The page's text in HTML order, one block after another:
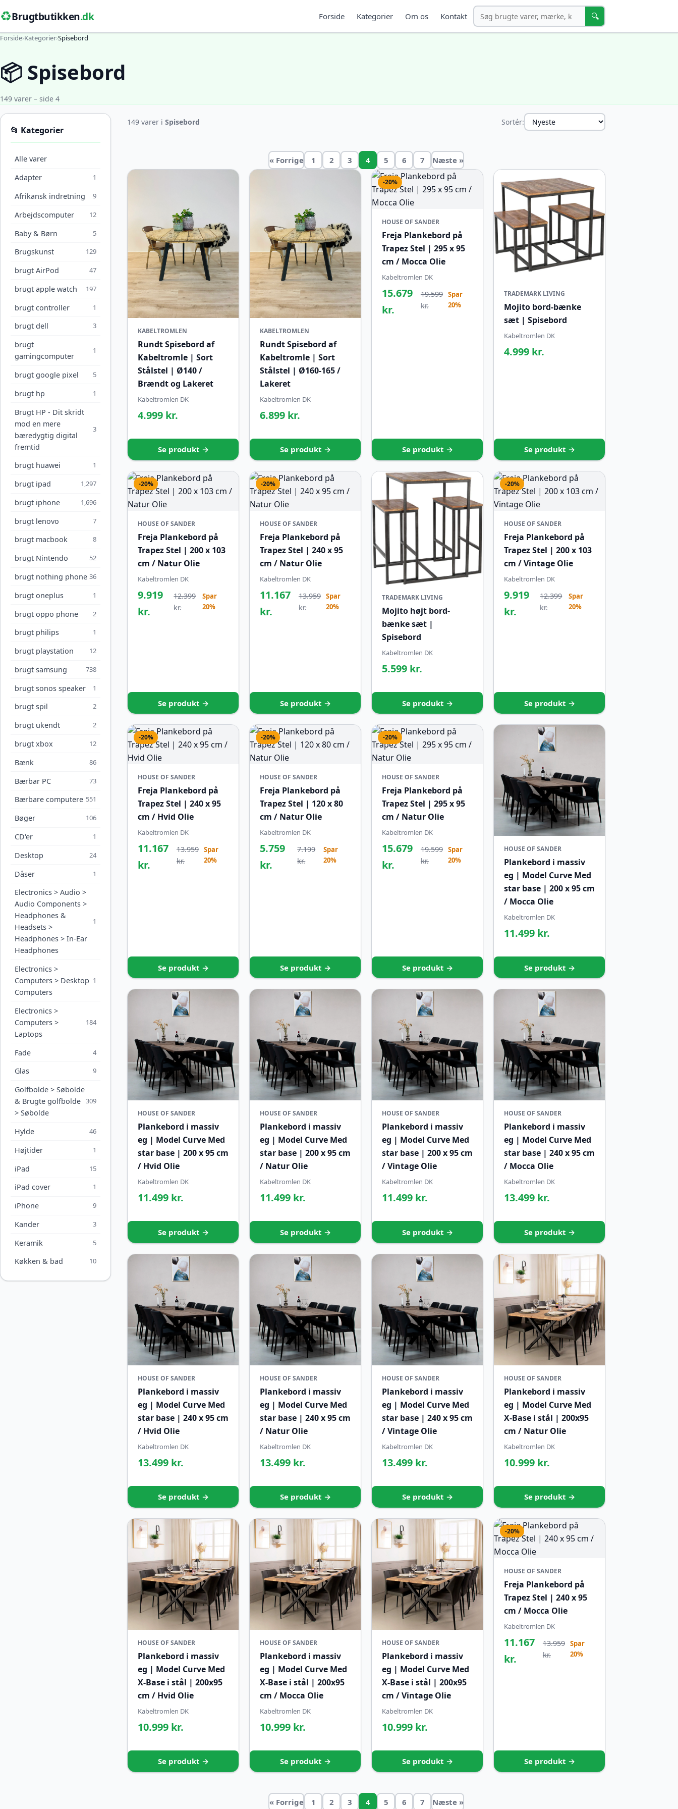
♻️Brugtbutikken.dk Forside Kategorier Om os Kontakt Søg 🔍
Forside›Kategorier›Spisebord
📦 Spisebord
149 varer – side 4
📂 Kategorier
Alle varer
Adapter
1
Afrikansk indretning 9
Arbejdscomputer 12
Baby & Børn 5
Brugskunst 129
brugt AirPod 47
brugt apple watch 197
brugt controller 1
brugt dell 3
brugt
gamingcomputer
1
brugt google pixel 5
brugt hp 1
Brugt HP - Dit skridt
mod en mere
bæredygtig digital
fremtid
3
brugt huawei 1
brugt ipad 1,297
brugt iphone 1,696
brugt lenovo 7
brugt macbook 8
brugt Nintendo 52
brugt nothing phone 36
brugt oneplus 1
brugt oppo phone 2
brugt philips 1
brugt playstation 12
brugt samsung 738
brugt sonos speaker 1
brugt spil 2
brugt ukendt 2
brugt xbox 12
Bænk 86
Bærbar PC 73
Bærbare computere 551
Bøger 106
CD'er 1
Desktop 24
Dåser 1
Electronics > Audio >
Audio Components >
Headphones &
Headsets >
Headphones > In-Ear
Headphones
1
Electronics >
Computers > Desktop
Computers
1
Electronics >
Computers >
Laptops
184
Fade 4
Glas 9
Golfbolde > Søbolde
& Brugte golfbolde
> Søbolde
309
Hylde 46
Højtider 1
iPad 15
iPad cover 1
iPhone 9
Kander 3
Keramik 5
Køkken & bad 10
149 varer i Spisebord Sortér:
« Forrige 1 2 3 4 5 6 7 Næste »
KABELTROMLEN
Rundt Spisebord af
Kabeltromle | Sort
Stålstel | Ø140 /
Brændt og Lakeret
Kabeltromlen DK
4.999 kr.
Se produkt →
KABELTROMLEN
Rundt Spisebord af
Kabeltromle | Sort
Stålstel | Ø160-165 /
Lakeret
Kabeltromlen DK
6.899 kr.
Se produkt →
-20%
HOUSE OF SANDER
Freja Plankebord på
Trapez Stel | 295 x 95
cm / Mocca Olie
Kabeltromlen DK
15.679
kr.
19.599
kr.
Spar
20%
Se produkt →
TRADEMARK LIVING
Mojito bord-bænke
sæt | Spisebord
Kabeltromlen DK
4.999 kr.
Se produkt →
-20%
HOUSE OF SANDER
Freja Plankebord på
Trapez Stel | 200 x 103
cm / Natur Olie
Kabeltromlen DK
9.919
kr.
12.399
kr.
Spar
20%
Se produkt →
-20%
HOUSE OF SANDER
Freja Plankebord på
Trapez Stel | 240 x 95
cm / Natur Olie
Kabeltromlen DK
11.167
kr.
13.959
kr.
Spar
20%
Se produkt →
TRADEMARK LIVING
Mojito højt bord-
bænke sæt |
Spisebord
Kabeltromlen DK
5.599 kr.
Se produkt →
-20%
HOUSE OF SANDER
Freja Plankebord på
Trapez Stel | 200 x 103
cm / Vintage Olie
Kabeltromlen DK
9.919
kr.
12.399
kr.
Spar
20%
Se produkt →
-20%
HOUSE OF SANDER
Freja Plankebord på
Trapez Stel | 240 x 95
cm / Hvid Olie
Kabeltromlen DK
11.167
kr.
13.959
kr.
Spar
20%
Se produkt →
-20%
HOUSE OF SANDER
Freja Plankebord på
Trapez Stel | 120 x 80
cm / Natur Olie
Kabeltromlen DK
5.759
kr.
7.199
kr.
Spar
20%
Se produkt →
-20%
HOUSE OF SANDER
Freja Plankebord på
Trapez Stel | 295 x 95
cm / Natur Olie
Kabeltromlen DK
15.679
kr.
19.599
kr.
Spar
20%
Se produkt →
HOUSE OF SANDER
Plankebord i massiv
eg | Model Curve Med
star base | 200 x 95 cm
/ Mocca Olie
Kabeltromlen DK
11.499 kr.
Se produkt →
HOUSE OF SANDER
Plankebord i massiv
eg | Model Curve Med
star base | 200 x 95 cm
/ Hvid Olie
Kabeltromlen DK
11.499 kr.
Se produkt →
HOUSE OF SANDER
Plankebord i massiv
eg | Model Curve Med
star base | 200 x 95 cm
/ Natur Olie
Kabeltromlen DK
11.499 kr.
Se produkt →
HOUSE OF SANDER
Plankebord i massiv
eg | Model Curve Med
star base | 200 x 95 cm
/ Vintage Olie
Kabeltromlen DK
11.499 kr.
Se produkt →
HOUSE OF SANDER
Plankebord i massiv
eg | Model Curve Med
star base | 240 x 95 cm
/ Mocca Olie
Kabeltromlen DK
13.499 kr.
Se produkt →
HOUSE OF SANDER
Plankebord i massiv
eg | Model Curve Med
star base | 240 x 95 cm
/ Hvid Olie
Kabeltromlen DK
13.499 kr.
Se produkt →
HOUSE OF SANDER
Plankebord i massiv
eg | Model Curve Med
star base | 240 x 95 cm
/ Natur Olie
Kabeltromlen DK
13.499 kr.
Se produkt →
HOUSE OF SANDER
Plankebord i massiv
eg | Model Curve Med
star base | 240 x 95 cm
/ Vintage Olie
Kabeltromlen DK
13.499 kr.
Se produkt →
HOUSE OF SANDER
Plankebord i massiv
eg | Model Curve Med
X-Base i stål | 200x95
cm / Natur Olie
Kabeltromlen DK
10.999 kr.
Se produkt →
HOUSE OF SANDER
Plankebord i massiv
eg | Model Curve Med
X-Base i stål | 200x95
cm / Hvid Olie
Kabeltromlen DK
10.999 kr.
Se produkt →
HOUSE OF SANDER
Plankebord i massiv
eg | Model Curve Med
X-Base i stål | 200x95
cm / Mocca Olie
Kabeltromlen DK
10.999 kr.
Se produkt →
HOUSE OF SANDER
Plankebord i massiv
eg | Model Curve Med
X-Base i stål | 200x95
cm / Vintage Olie
Kabeltromlen DK
10.999 kr.
Se produkt →
-20%
HOUSE OF SANDER
Freja Plankebord på
Trapez Stel | 240 x 95
cm / Mocca Olie
Kabeltromlen DK
11.167
kr.
13.959
kr.
Spar
20%
Se produkt →
« Forrige 1 2 3 4 5 6 7 Næste »